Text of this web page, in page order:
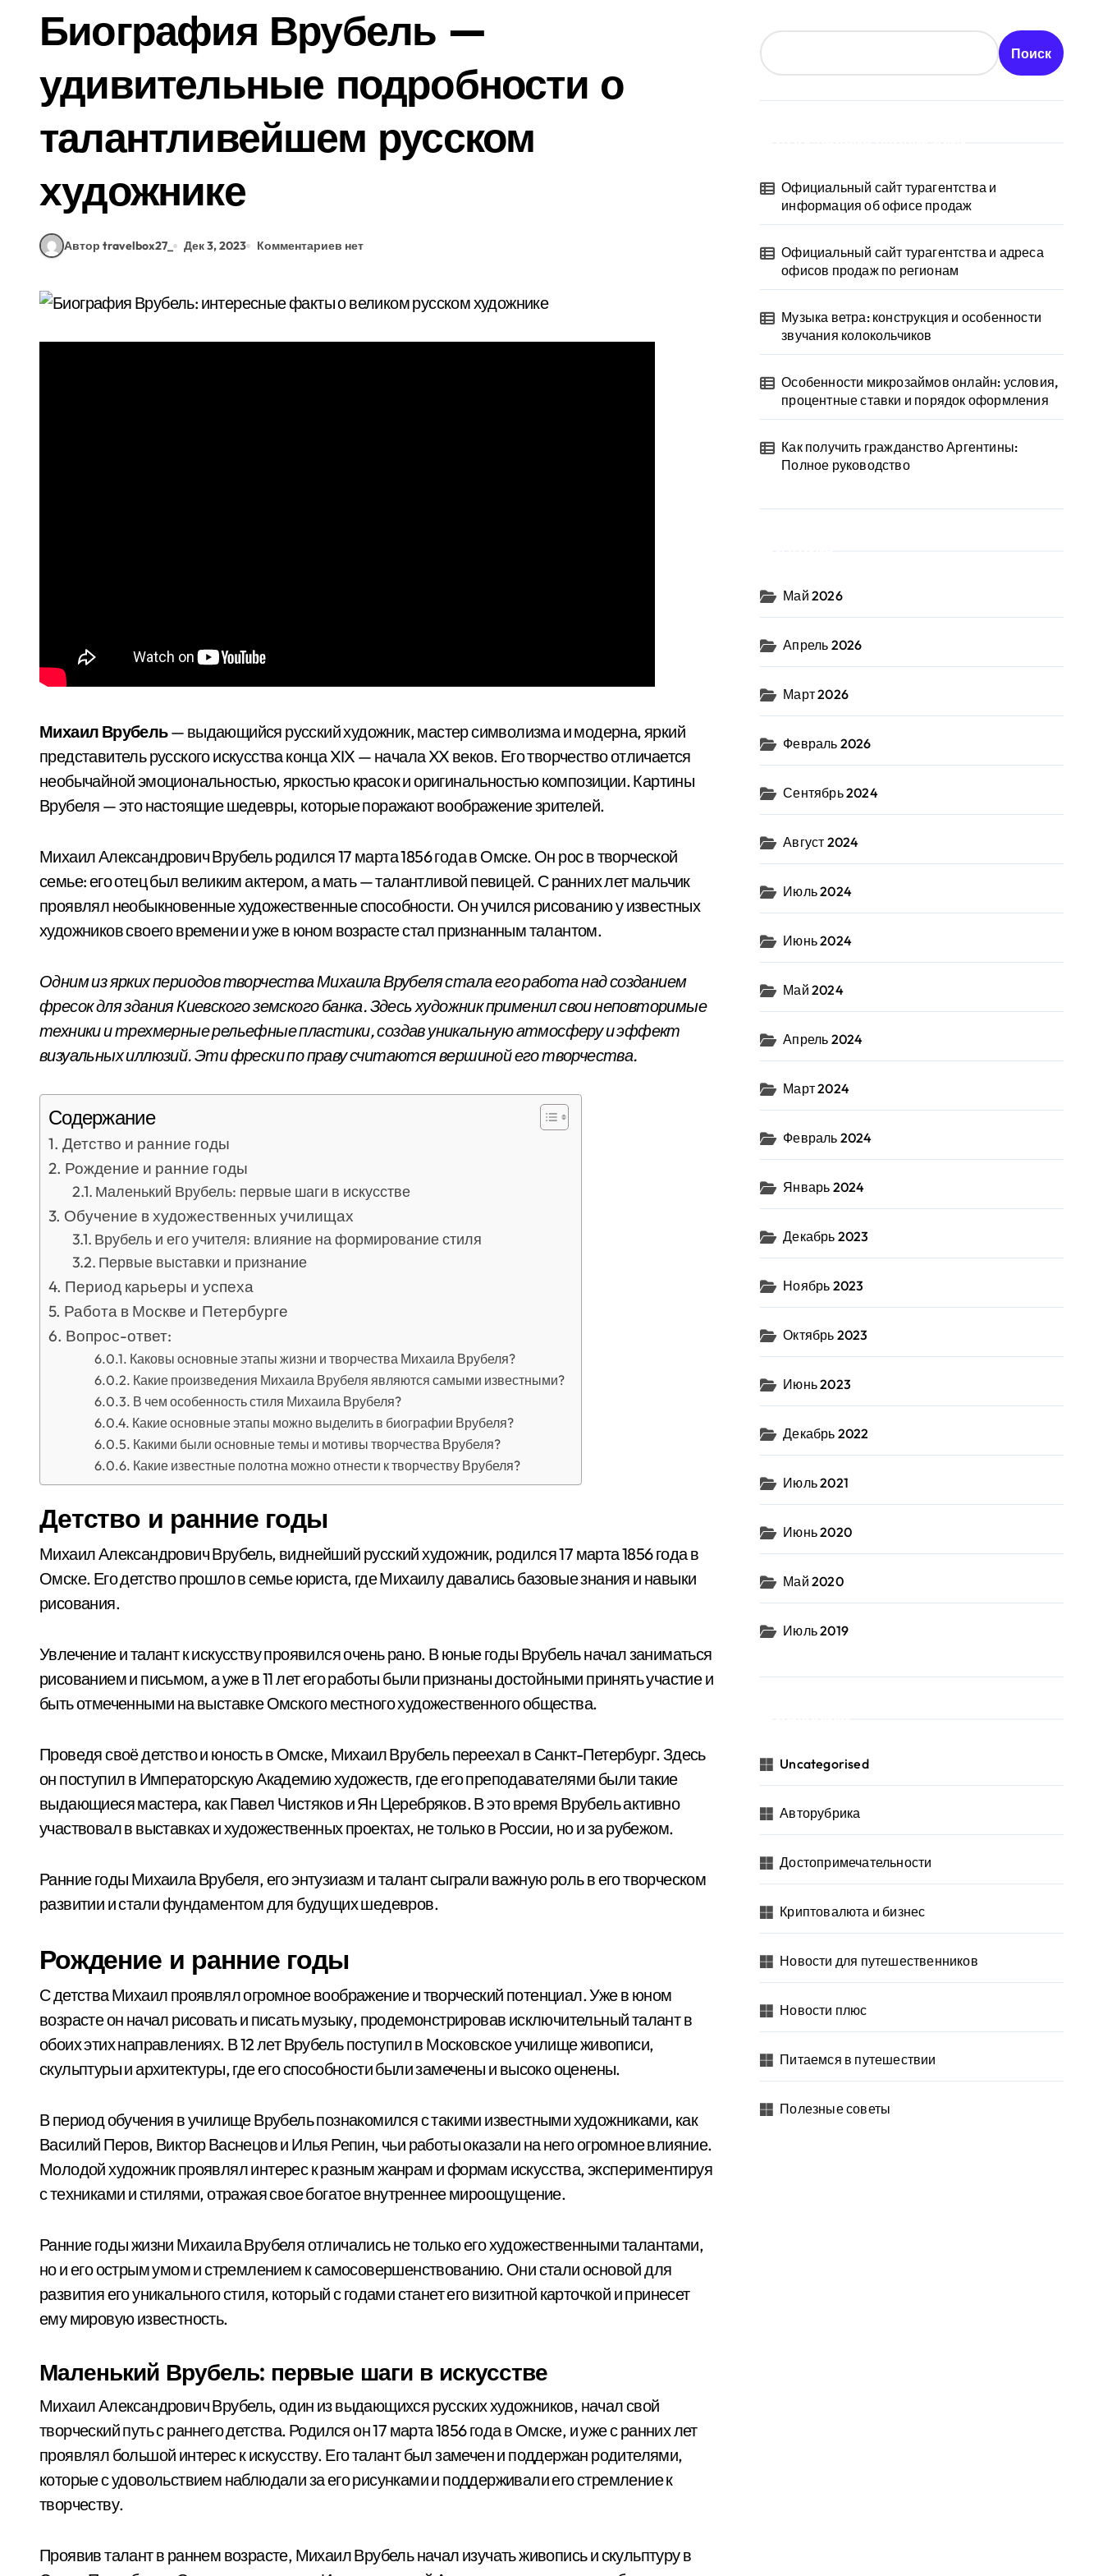
Биография Врубель —
удивительные подробности о
талантливейшем русском
художнике
Автор travelbox27_ Дек 3, 2023 Комментариев нет
Михаил Врубель— выдающийся русский художник, мастер символизма и модерна, яркий
представитель русского искусства конца XIX — начала XX веков. Его творчество отличается
необычайной эмоциональностью, яркостью красок и оригинальностью композиции. Картины
Врубеля — это настоящие шедевры, которые поражают воображение зрителей.
Михаил Александрович Врубель родился 17 марта 1856 года в Омске. Он рос в творческой
семье: его отец был великим актером, а мать — талантливой певицей. С ранних лет мальчик
проявлял необыкновенные художественные способности. Он учился рисованию у известных
художников своего времени и уже в юном возрасте стал признанным талантом.
Одним из ярких периодов творчества Михаила Врубеля стала его работа над созданием
фресок для здания Киевского земского банка. Здесь художник применил свои неповторимые
техники и трехмерные рельефные пластики, создав уникальную атмосферу и эффект
визуальных иллюзий. Эти фрески по праву считаются вершиной его творчества.
Содержание
Детство и ранние годы
Рождение и ранние годы
Маленький Врубель: первые шаги в искусстве
Обучение в художественных училищах
Врубель и его учителя: влияние на формирование стиля
Первые выставки и признание
Период карьеры и успеха
Работа в Москве и Петербурге
Вопрос-ответ:
Каковы основные этапы жизни и творчества Михаила Врубеля?
Какие произведения Михаила Врубеля являются самыми известными?
В чем особенность стиля Михаила Врубеля?
Какие основные этапы можно выделить в биографии Врубеля?
Какими были основные темы и мотивы творчества Врубеля?
Какие известные полотна можно отнести к творчеству Врубеля?
Детство и ранние годы
Михаил Александрович Врубель, виднейший русский художник, родился 17 марта 1856 года в
Омске. Его детство прошло в семье юриста, где Михаилу давались базовые знания и навыки
рисования.
Увлечение и талант к искусству проявился очень рано. В юные годы Врубель начал заниматься
рисованием и письмом, а уже в 11 лет его работы были признаны достойными принять участие и
быть отмеченными на выставке Омского местного художественного общества.
Проведя своё детство и юность в Омске, Михаил Врубель переехал в Санкт-Петербург. Здесь
он поступил в Императорскую Академию художеств, где его преподавателями были такие
выдающиеся мастера, как Павел Чистяков и Ян Церебряков. В это время Врубель активно
участвовал в выставках и художественных проектах, не только в России, но и за рубежом.
Ранние годы Михаила Врубеля, его энтузиазм и талант сыграли важную роль в его творческом
развитии и стали фундаментом для будущих шедевров.
Рождение и ранние годы
С детства Михаил проявлял огромное воображение и творческий потенциал. Уже в юном
возрасте он начал рисовать и писать музыку, продемонстрировав исключительный талант в
обоих этих направлениях. В 12 лет Врубель поступил в Московское училище живописи,
скульптуры и архитектуры, где его способности были замечены и высоко оценены.
В период обучения в училище Врубель познакомился с такими известными художниками, как
Василий Перов, Виктор Васнецов и Илья Репин, чьи работы оказали на него огромное влияние.
Молодой художник проявлял интерес к разным жанрам и формам искусства, экспериментируя
с техниками и стилями, отражая свое богатое внутреннее мироощущение.
Ранние годы жизни Михаила Врубеля отличались не только его художественными талантами,
но и его острым умом и стремлением к самосовершенствованию. Они стали основой для
развития его уникального стиля, который с годами станет его визитной карточкой и принесет
ему мировую известность.
Маленький Врубель: первые шаги в искусстве
Михаил Александрович Врубель, один из выдающихся русских художников, начал свой
творческий путь с раннего детства. Родился он 17 марта 1856 года в Омске, и уже с ранних лет
проявлял большой интерес к искусству. Его талант был замечен и поддержан родителями,
которые с удовольствием наблюдали за его рисунками и поддерживали его стремление к
творчеству.
Проявив талант в раннем возрасте, Михаил Врубель начал изучать живопись и скульптуру в
Поиск
Официальный сайт турагентства и
информация об офисе продаж
Официальный сайт турагентства и адреса
офисов продаж по регионам
Музыка ветра: конструкция и особенности
звучания колокольчиков
Особенности микрозаймов онлайн: условия,
процентные ставки и порядок оформления
Как получить гражданство Аргентины:
Полное руководство
Май 2026
Апрель 2026
Март 2026
Февраль 2026
Сентябрь 2024
Август 2024
Июль 2024
Июнь 2024
Май 2024
Апрель 2024
Март 2024
Февраль 2024
Январь 2024
Декабрь 2023
Ноябрь 2023
Октябрь 2023
Июнь 2023
Декабрь 2022
Июль 2021
Июнь 2020
Май 2020
Июль 2019
Uncategorised
Авторубрика
Достопримечательности
Криптовалюта и бизнес
Новости для путешественников
Новости плюс
Питаемся в путешествии
Полезные советы